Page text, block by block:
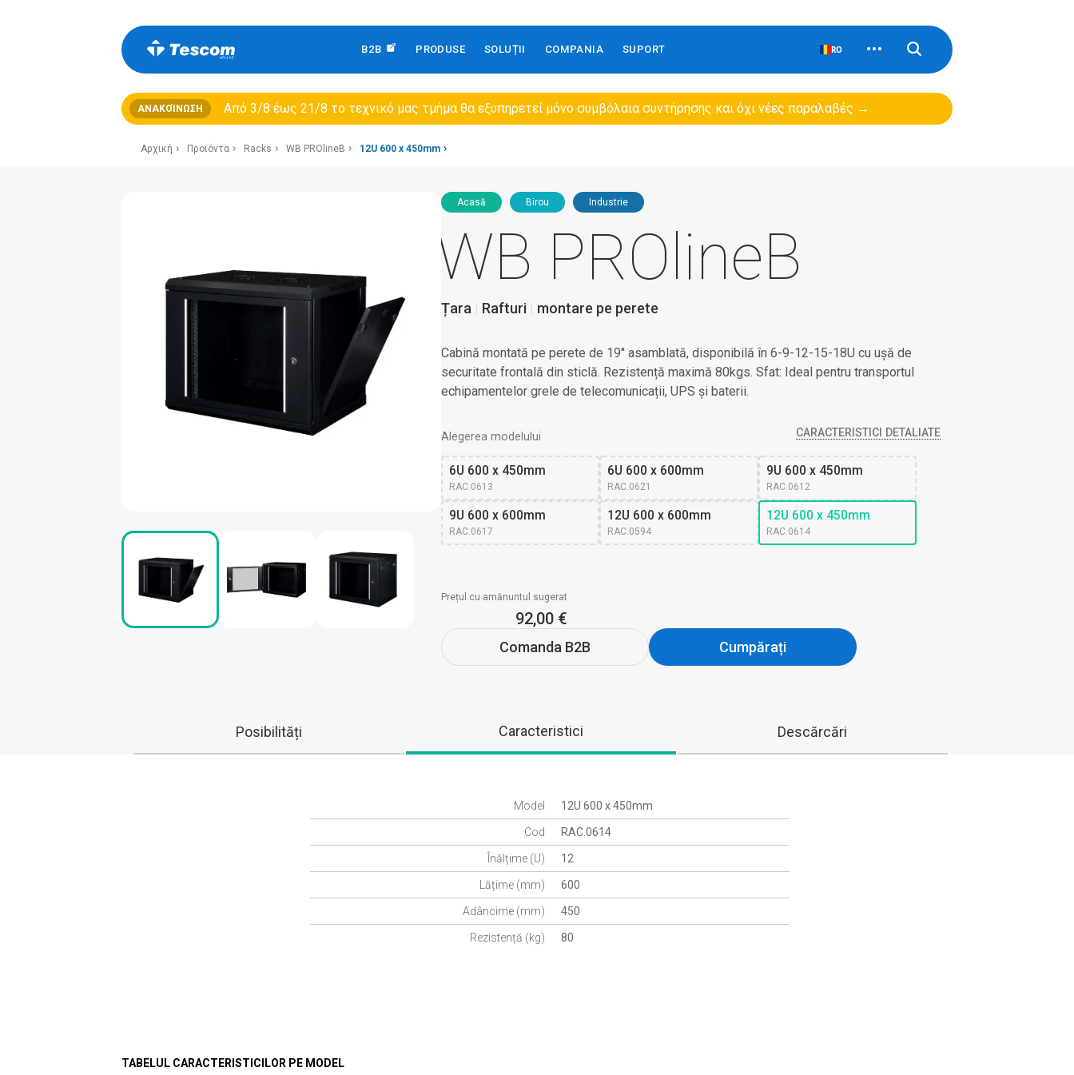
B2B PRODUSE SOLUȚII COMPANIA SUPORT RO
ΑΝΑΚΟΊΝΩΣΗ Από 3/8 έως 21/8 τo τεχνικό μας τμήμα θα εξυπηρετεί μόνο συμβόλαια συντήρησης και όχι νέες παραλαβές →
Αρχική Προϊόντα Racks WB PROlineB 12U 600 x 450mm
Acasă Birou Industrie
WB PROlineB
Țara Rafturi montare pe perete
Cabină montată pe perete de 19'' asamblată, disponibilă în 6-9-12-15-18U cu ușă de
securitate frontală din sticlă. Rezistență maximă 80kgs. Sfat: Ideal pentru transportul
echipamentelor grele de telecomunicații, UPS și baterii.
Alegerea modelului CARACTERISTICI DETALIATE
6U 600 x 450mm
RAC.0613
6U 600 x 600mm
RAC.0621
9U 600 x 450mm
RAC.0612
9U 600 x 600mm
RAC.0617
12U 600 x 600mm
RAC.0594
12U 600 x 450mm
RAC.0614
Prețul cu amănuntul sugerat
92,00 €
Comanda B2B Cumpărați
Posibilități Caracteristici Descărcări
Model 12U 600 x 450mm
Cod RAC.0614
Înălțime (U) 12
Lățime (mm) 600
Adâncime (mm) 450
Rezistență (kg) 80
TABELUL CARACTERISTICILOR PE MODEL